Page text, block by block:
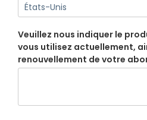
Veuillez nous indiquer le
vous utilisez actuellement,
renouvellement de votre